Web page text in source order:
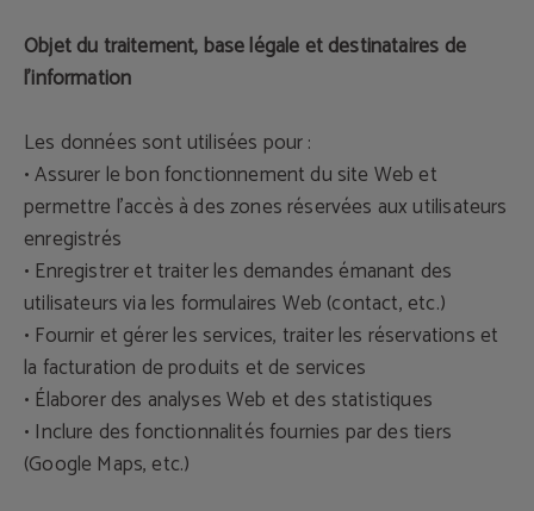
Objet du traitement, base légale et destinataires de
l'information
Les données sont utilisées pour :
• Assurer le bon fonctionnement du site Web et
permettre l'accès à des zones réservées aux utilisateurs
enregistrés
• Enregistrer et traiter les demandes émanant des
utilisateurs via les formulaires Web (contact, etc.)
• Fournir et gérer les services, traiter les réservations et
la facturation de produits et de services
• Élaborer des analyses Web et des statistiques
• Inclure des fonctionnalités fournies par des tiers
(Google Maps, etc.)